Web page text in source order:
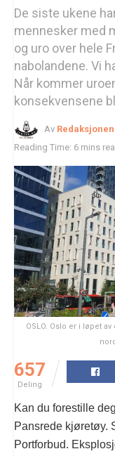
De siste ukene
mennesker med
og uro over hele
nabolandene. Vi
Når kommer
konsekvensene
Av Redaksjonen
Reading Time: 6 mins
OSLO. Oslo er i løpet
657
Deling
Kan du forestille
Pansrede kjøretøy.
Portforbud.